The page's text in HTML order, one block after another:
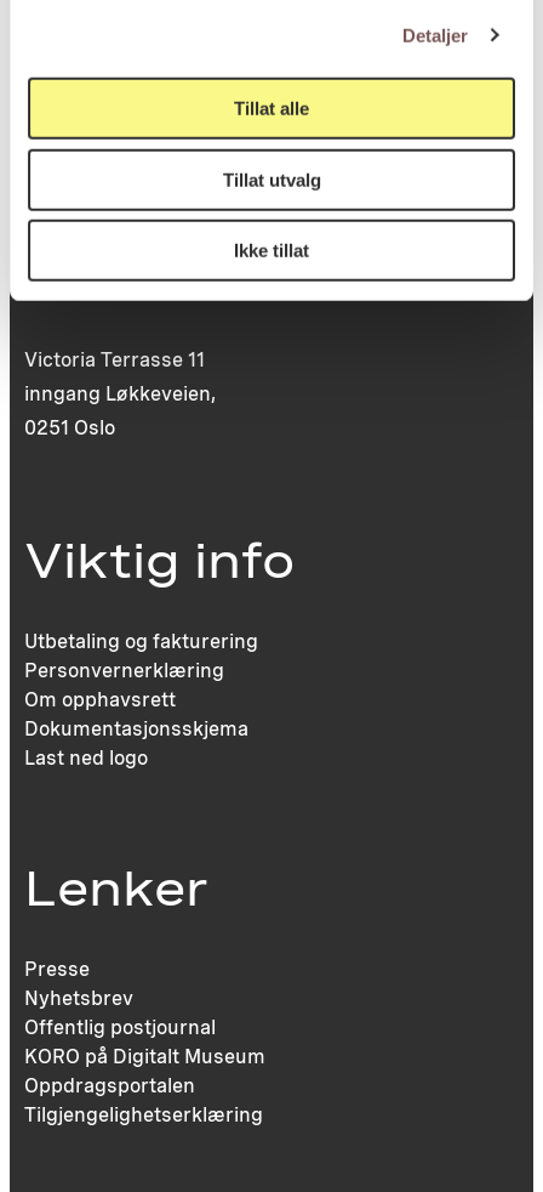
Detaljer
Tillat alle
Tillat utvalg
Ikke tillat
22 99 11 99
Besøksadresse
Victoria Terrasse 11
inngang Løkkeveien,
0251 Oslo
Viktig info
Utbetaling og fakturering
Personvernerklæring
Om opphavsrett
Dokumentasjonsskjema
Last ned logo
Lenker
Presse
Nyhetsbrev
Offentlig postjournal
KORO på Digitalt Museum
Oppdragsportalen
Tilgjengelighetserklæring